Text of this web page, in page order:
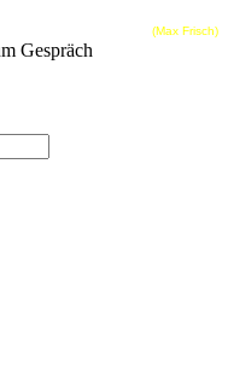
(Max Frisch)
Gespräch